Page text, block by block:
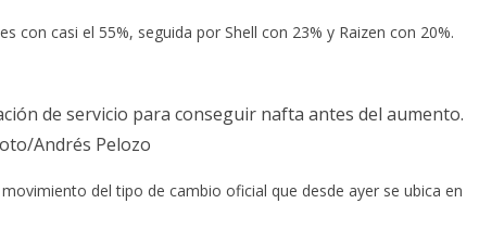
con casi el 55%, seguida por Shell con 23% y Raizen con 20%.
de servicio para conseguir nafta antes del aumento.
Andrés Pelozo
del tipo de cambio oficial que desde ayer se ubica en